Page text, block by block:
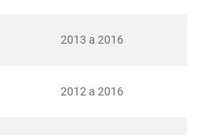
2013 a 2016
2012 a 2016